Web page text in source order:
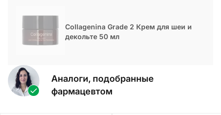
Collagenina Grade 2 Крем для шеи и
декольте 50 мл
Аналоги, подобранные
фармацевтом